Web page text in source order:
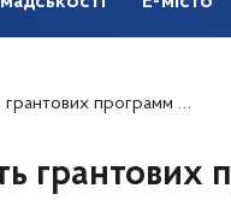
бізнесу, розвитку підприємництва та навчання
грантових